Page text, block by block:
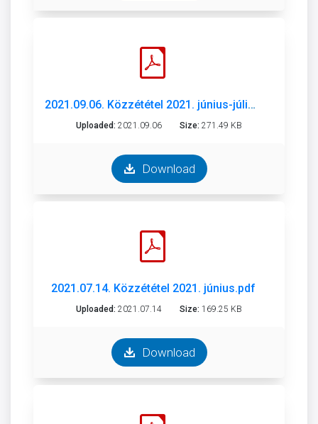
2021.09.06. Közzététel 2021. június-július.pdf
Uploaded: 2021.09.06 Size: 271.49 KB
Download
2021.07.14. Közzététel 2021. június.pdf
Uploaded: 2021.07.14 Size: 169.25 KB
Download